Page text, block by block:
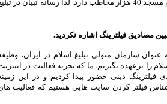
مصادیق فیلترینگ اشاره نکردید.
سازمان متولی تبلیغ اسلام در ایران،
برعهده بگیریم. ما که تجربه فعالیت در
دینی حضور پیدا کردیم و در این
فیلتر کردن سایت هایی هستیم که فعالیت